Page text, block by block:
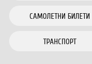
САМОЛЕТНИ БИЛЕТИ
ТРАНСПОРТ